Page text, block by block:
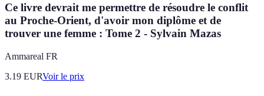
Ce livre devrait me permettre de résoudre le conflit
au Proche-Orient, d'avoir mon diplôme et de
trouver une femme : Tome 2 - Sylvain Mazas
Ammareal FR
3.19 EURVoir le prix